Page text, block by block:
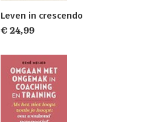
Leven in crescendo
€ 24,99